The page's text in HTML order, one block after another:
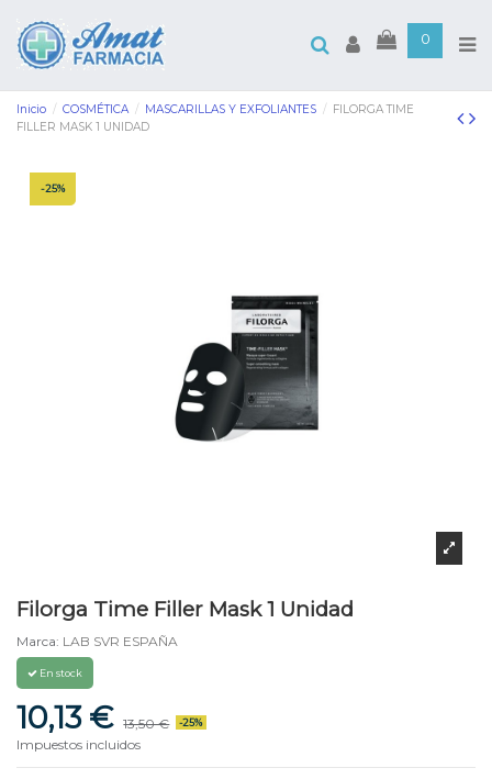
0
Inicio COSMÉTICA MASCARILLAS Y EXFOLIANTES
FILORGA TIME
FILLER MASK 1 UNIDAD
-25%
Filorga Time Filler Mask 1 Unidad
Marca: LAB SVR ESPAÑA
En stock
10,13 € 13,50 € -25%
Impuestos incluidos